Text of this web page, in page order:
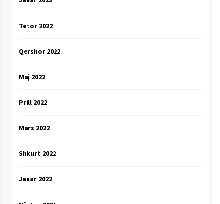
Tetor 2022
Qershor 2022
Maj 2022
Prill 2022
Mars 2022
Shkurt 2022
Janar 2022